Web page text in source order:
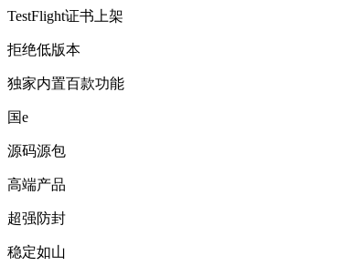
TestFlight证书上架
拒绝低版本
独家内置百款功能
国e
源码源包
高端产品
超强防封
稳定如山